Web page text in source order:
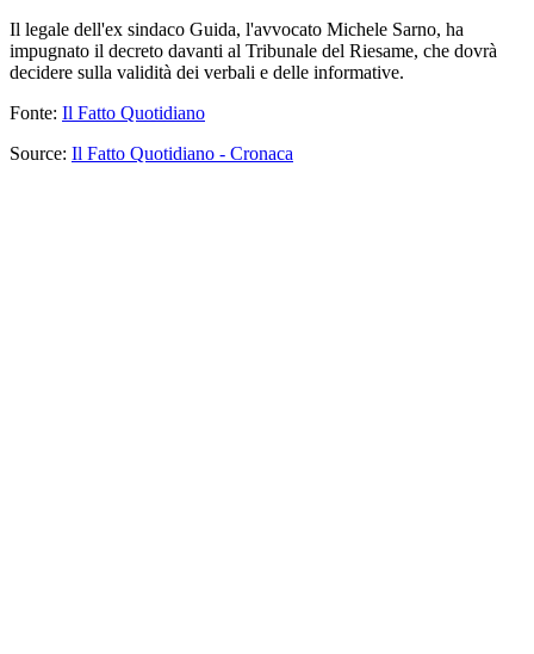
Il legale dell'ex sindaco Guida, l'avvocato Michele Sarno, ha
impugnato il decreto davanti al Tribunale del Riesame, che dovrà
decidere sulla validità dei verbali e delle informative.
Fonte: Il Fatto Quotidiano
Source: Il Fatto Quotidiano - Cronaca